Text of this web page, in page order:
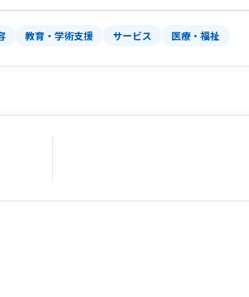
教育・学術支援 サービス 医療・福祉